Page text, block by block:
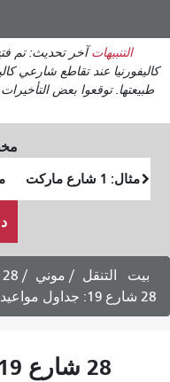
التنبيهات آخر تحديث: تم
كاليفورنيا عند تقاطع شارعي
طبيعتها. توقعوا بعض التأخيرات
بيت التنقل موني
28 الجادة التاسعة عشرة
28 شارع 19: جداول مواعيد رحلات المغادرة إلى دالي سيتي بارت - خدمة أيام الأسبوع